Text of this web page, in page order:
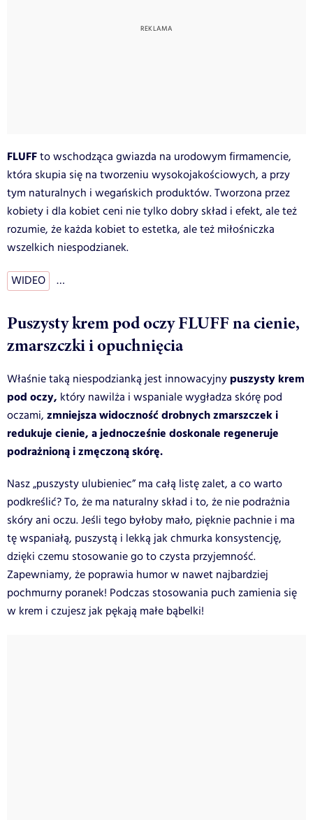
FLUFFto wschodząca gwiazda na urodowym firmamencie,
która skupia się na tworzeniu wysokojakościowych, a przy
tym naturalnych i wegańskich produktów. Tworzona przez
kobiety i dla kobiet ceni nie tylko dobry skład i efekt, ale też
rozumie, że każda kobiet to estetka, ale też miłośniczka
wszelkich niespodzianek.
WIDEO …
Puszysty krem pod oczy FLUFF na cienie,
zmarszczki i opuchnięcia
Właśnie taką niespodzianką jest innowacyjny puszysty krem
pod oczy, który nawilża i wspaniale wygładza skórę pod
oczami, zmniejsza widoczność drobnych zmarszczek i
redukuje cienie, a jednocześnie doskonale regeneruje
podrażnioną i zmęczoną skórę.
Nasz „puszysty ulubieniec” ma całą listę zalet, a co warto
podkreślić? To, że ma naturalny skład i to, że nie podrażnia
skóry ani oczu. Jeśli tego byłoby mało, pięknie pachnie i ma
tę wspaniałą, puszystą i lekką jak chmurka konsystencję,
dzięki czemu stosowanie go to czysta przyjemność.
Zapewniamy, że poprawia humor w nawet najbardziej
pochmurny poranek! Podczas stosowania puch zamienia się
w krem i czujesz jak pękają małe bąbelki!